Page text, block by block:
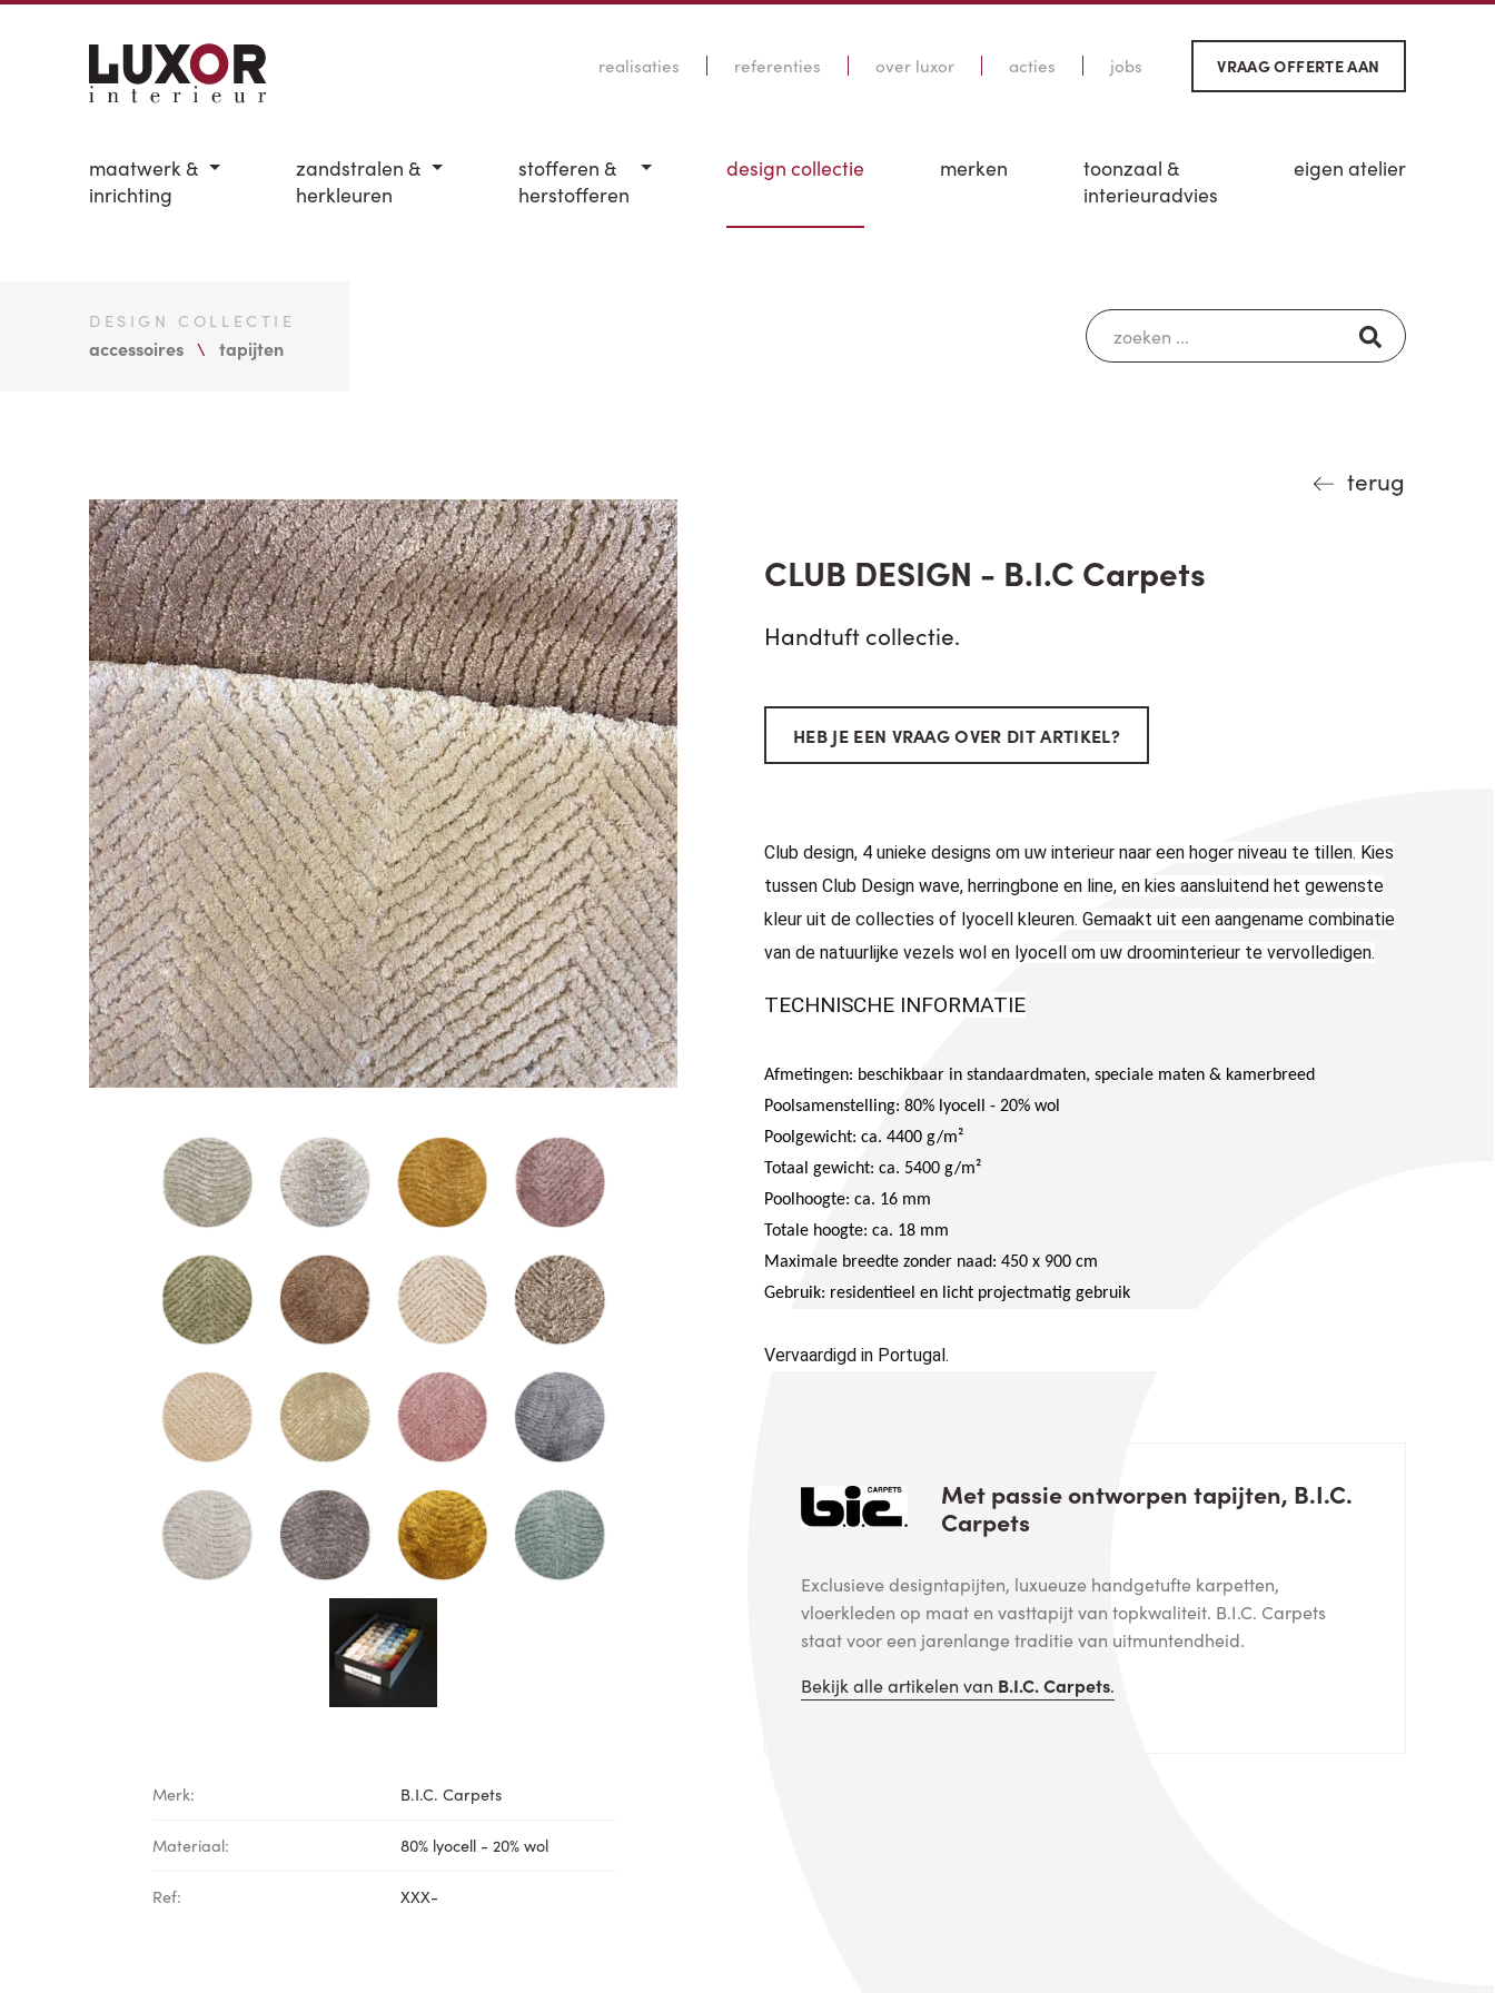
realisaties referenties over luxor acties jobs VRAAG OFFERTE AAN
maatwerk &
inrichting
zandstralen &
herkleuren
stofferen &
herstofferen
design collectie merken
toonzaal &
interieuradvies
eigen atelier
DESIGN COLLECTIE
accessoires tapijten
terug
Merk: B.I.C. Carpets
Materiaal: 80% lyocell - 20% wol
Ref: XXX-
CLUB DESIGN - B.I.C Carpets
Handtuft collectie.
HEB JE EEN VRAAG OVER DIT ARTIKEL?
Club design, 4 unieke designs om uw interieur naar een hoger niveau te tillen. Kies
tussen Club Design wave, herringbone en line, en kies aansluitend het gewenste
kleur uit de collecties of lyocell kleuren. Gemaakt uit een aangename combinatie
van de natuurlijke vezels wol en lyocell om uw droominterieur te vervolledigen.
TECHNISCHE INFORMATIE
Afmetingen: beschikbaar in standaardmaten, speciale maten & kamerbreed
Poolsamenstelling: 80% lyocell - 20% wol
Poolgewicht: ca. 4400 g/m²
Totaal gewicht: ca. 5400 g/m²
Poolhoogte: ca. 16 mm
Totale hoogte: ca. 18 mm
Maximale breedte zonder naad: 450 x 900 cm
Gebruik: residentieel en licht projectmatig gebruik
Vervaardigd in Portugal.
Met passie ontworpen tapijten, B.I.C.
Carpets
Exclusieve designtapijten, luxueuze handgetufte karpetten,
vloerkleden op maat en vasttapijt van topkwaliteit. B.I.C. Carpets
staat voor een jarenlange traditie van uitmuntendheid.
Bekijk alle artikelen van B.I.C. Carpets.